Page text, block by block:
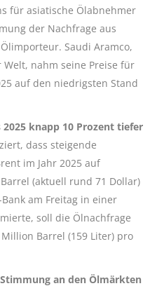
für asiatische Ölabnehmer
der Nachfrage aus
Saudi Aramco,
nahm seine Preise für
auf den niedrigsten Stand
knapp 10 Prozent tiefer
dass steigende
im Jahr 2025 auf
(aktuell rund 71 Dollar)
am Freitag in einer
soll die Ölnachfrage
Barrel (159 Liter) pro
an den Ölmärkten